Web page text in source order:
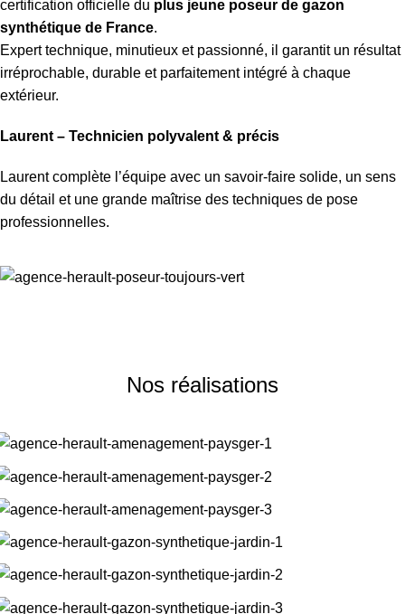
certification officielle du plus jeune poseur de gazon
synthétique de France.
Expert technique, minutieux et passionné, il garantit un résultat
irréprochable, durable et parfaitement intégré à chaque
extérieur.
Laurent – Technicien polyvalent & précis
Laurent complète l’équipe avec un savoir-faire solide, un sens
du détail et une grande maîtrise des techniques de pose
professionnelles.
Nos réalisations